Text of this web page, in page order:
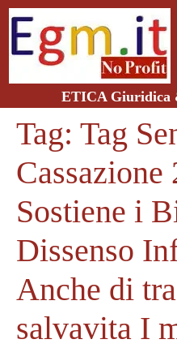
ETICA Giuridica
Tag: Tag
Cassazione
Sostiene i
Dissenso
Anche di
salvavita I